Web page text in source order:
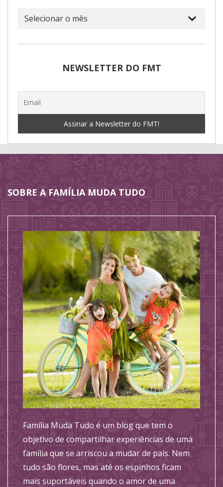
Arquivo
NEWSLETTER DO FMT
SOBRE A FAMÍLIA MUDA TUDO
Família Muda Tudo é um blog que tem o
objetivo de compartilhar experiências de uma
família que se arriscou a mudar de país. Nem
tudo são flores, mas até os espinhos ficam
mais suportáveis quando o amor de uma